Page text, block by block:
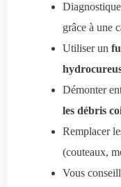
grâce à une
Utiliser un
Démonter
les débris
Remplacer
(couteaux,
Vous